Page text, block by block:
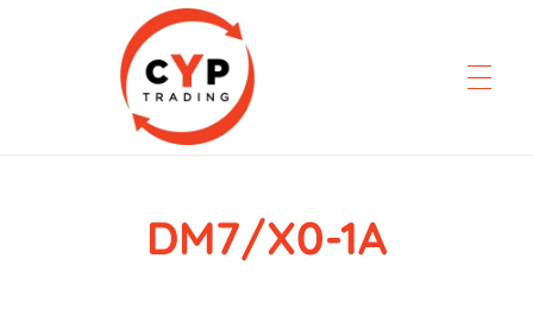
CYP Trading
DM7/X0-1A